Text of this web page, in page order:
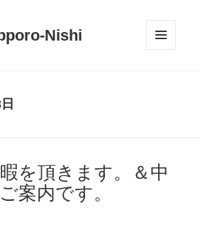
Nishi
を頂きます。＆中
案内です。